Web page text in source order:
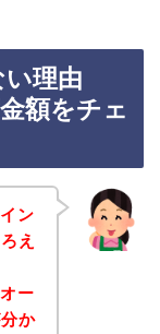
理由
額をチェ
ン
え
ー
か